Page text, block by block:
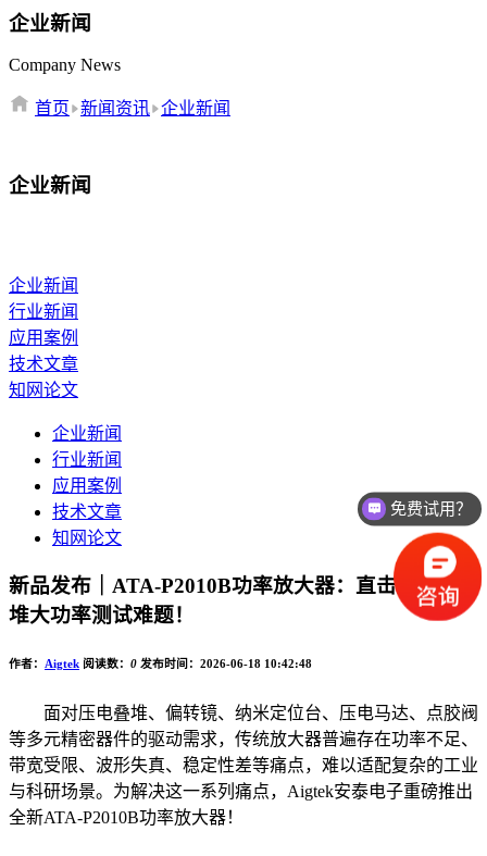
企业新闻
Company News
首页 新闻资讯 企业新闻
企业新闻
企业新闻
行业新闻
应用案例
技术文章
知网论文
企业新闻
行业新闻
应用案例
技术文章
知网论文
新品发布｜ATA-P2010B功率放大器：直击压电叠
堆大功率测试难题！
作者： Aigtek 阅读数： 0 发布时间：2026-06-18 10:42:48
面对压电叠堆、偏转镜、纳米定位台、压电马达、点胶阀
等多元精密器件的驱动需求，传统放大器普遍存在功率不足、
带宽受限、波形失真、稳定性差等痛点，难以适配复杂的工业
与科研场景。为解决这一系列痛点，Aigtek安泰电子重磅推出
全新ATA-P2010B功率放大器！
价格如何？